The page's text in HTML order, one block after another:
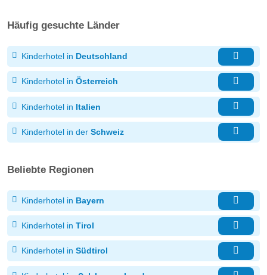
Häufig gesuchte Länder
Kinderhotel in Deutschland
Kinderhotel in Österreich
Kinderhotel in Italien
Kinderhotel in der Schweiz
Beliebte Regionen
Kinderhotel in Bayern
Kinderhotel in Tirol
Kinderhotel in Südtirol